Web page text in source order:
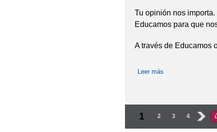
Tu opinión nos
Educamos para que
A través de Educamos
Leer más
Páginas
1 2 3 4 ›